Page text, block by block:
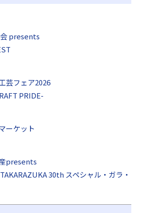
presents
芸フェア2026
PRIDE-
ーケット
presents
30th スペシャル・ガラ・